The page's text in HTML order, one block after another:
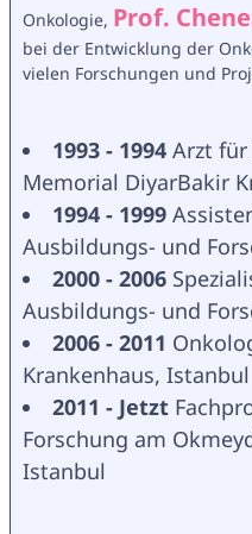
Onkologie, Prof.
bei der Entwicklung der
vielen Forschungen und
1993 - 1994 Arzt für
Memorial DiyarBakir
1994 - 1999
Ausbildungs- und
2000 - 2006
Ausbildungs- und
2006 - 2011
Krankenhaus, Istanbul
2011 - Jetzt
Forschung am
Istanbul